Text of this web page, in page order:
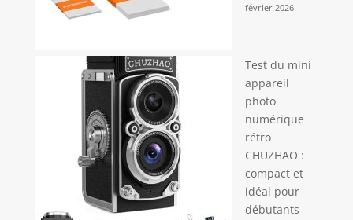
février 2026
Test du mini
appareil
photo
numérique
rétro
CHUZHAO :
compact et
idéal pour
débutants